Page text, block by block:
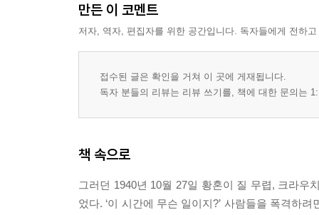
만든 이 코멘트
저자, 역자, 편집자를 위한 공간입니다. 독자들에게 전하
접수된 글은 확인을 거쳐 이 곳에 게재됩니다.
독자 분들의 리뷰는 리뷰 쓰기를, 책에 대한 문의는
책 속으로
그러던 1940년 10월 27일 황혼이 질 무렵, 크라
었다. ‘이 시간에 무슨 일이지?’ 사람들을 폭격하